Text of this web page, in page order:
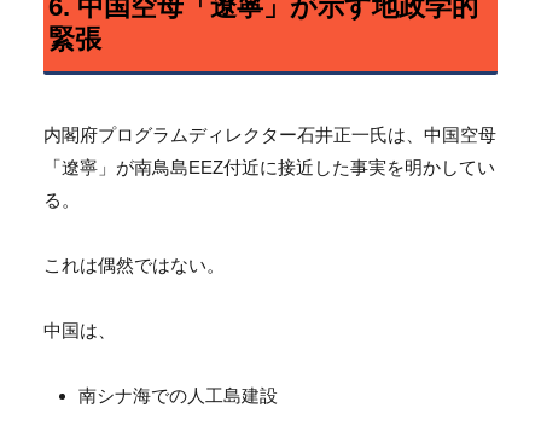
6. 中国空母「遼寧」が示す地政学的
緊張
内閣府プログラムディレクター石井正一氏は、中国空母
「遼寧」が南鳥島EEZ付近に接近した事実を明かしてい
る。
これは偶然ではない。
中国は、
南シナ海での人工島建設